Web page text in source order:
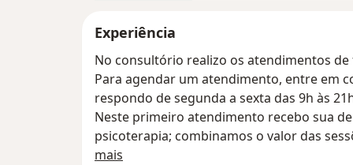
Experiência
No consultório realizo os atendimentos
Para agendar um atendimento, entre em
respondo de segunda a sexta das 9h às
Neste primeiro atendimento recebo sua
psicoterapia; combinamos o valor das
terapêutico.
mais